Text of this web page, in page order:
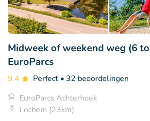
Midweek of weekend weg (6
EuroParcs
9.4 Perfect • 32 beoordelingen
EuroParcs Achterhoek
Lochem (23km)